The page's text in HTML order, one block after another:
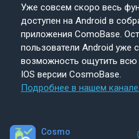
Уже совсем скоро весь
доступен на Android в
приложения ComoBase.
пользователи Android уже
возможность ощутить
IOS версии CosmoBase.
Подробнее в нашем канале.
Cosmo